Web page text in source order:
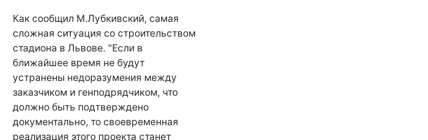
Как сообщил М.Лубкивский, самая
сложная ситуация со строительством
стадиона в Львове. "Если в
ближайшее время не будут
устранены недоразумения между
заказчиком и генподрядчиком, что
должно быть подтверждено
документально, то своевременная
реализация этого проекта станет